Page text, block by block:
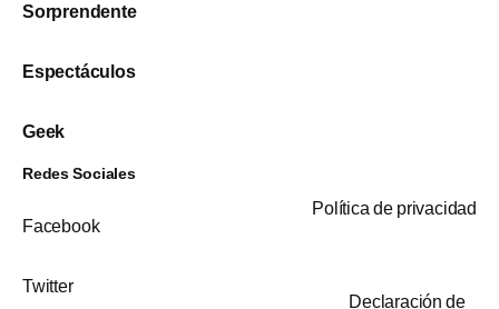
Sorprendente
Espectáculos
Geek
Redes Sociales
Facebook
Twitter
Política de privacidad
Declaración de